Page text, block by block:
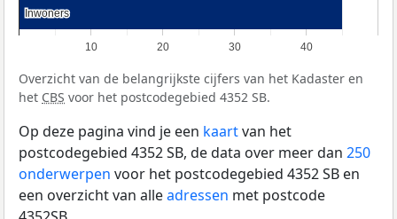
10 20 30 40
Inwoners
Inwoners
Overzicht van de belangrijkste cijfers van het Kadaster en
het CBS voor het postcodegebied 4352 SB.
Op deze pagina vind je een kaartvan het
postcodegebied 4352 SB, de data over meer dan 250
onderwerpen voor het postcodegebied 4352 SB en
een overzicht van alleadressen met postcode